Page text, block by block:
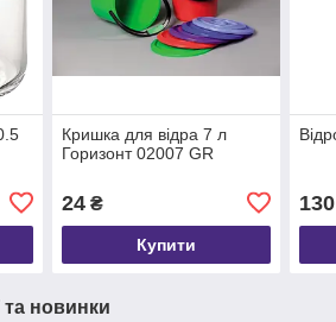
Кришка для відра 7 л
Горизонт 02007 GR
24₴
Купити
130
та новинки